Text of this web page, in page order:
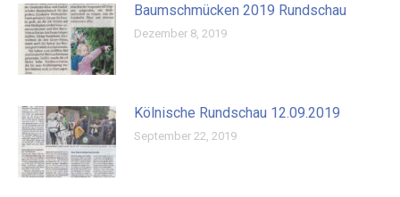
Baumschmücken 2019 Rundschau
Dezember 8, 2019
Kölnische Rundschau 12.09.2019
September 22, 2019